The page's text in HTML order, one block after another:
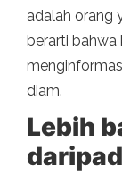
adalah orang
berarti bahwa
diam.
Lebih